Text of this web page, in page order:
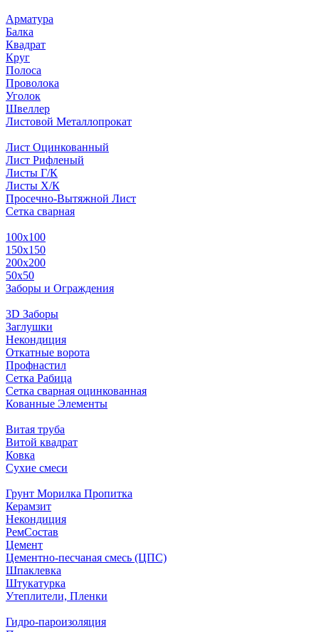
Арматура
Балка
Квадрат
Круг
Полоса
Проволока
Уголок
Швеллер
Листовой Металлопрокат
Лист Оцинкованный
Лист Рифленый
Листы Г/К
Листы Х/К
Просечно-Вытяжной Лист
Сетка сварная
100х100
150х150
200х200
50х50
Заборы и Ограждения
3D Заборы
Заглушки
Некондиция
Откатные ворота
Профнастил
Сетка Рабица
Сетка сварная оцинкованная
Кованные Элементы
Витая труба
Витой квадрат
Ковка
Сухие смеси
Грунт Морилка Пропитка
Керамзит
Некондиция
РемСостав
Цемент
Цементно-песчаная смесь (ЦПС)
Шпаклевка
Штукатурка
Утеплители, Пленки
Гидро-пароизоляция